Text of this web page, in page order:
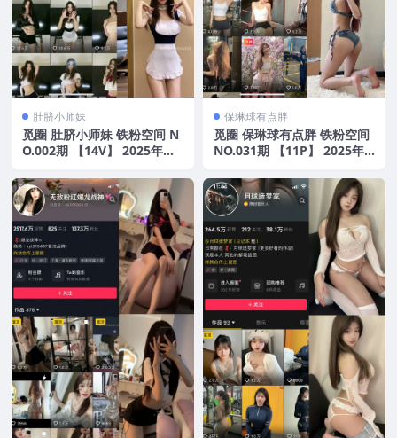
肚脐小师妹
觅圈 肚脐小师妹 铁粉空间 N
O.002期 【14V】 2025年最
保琳球有点胖
觅圈 保琳球有点胖 铁粉空间
NO.031期 【11P】 2025年